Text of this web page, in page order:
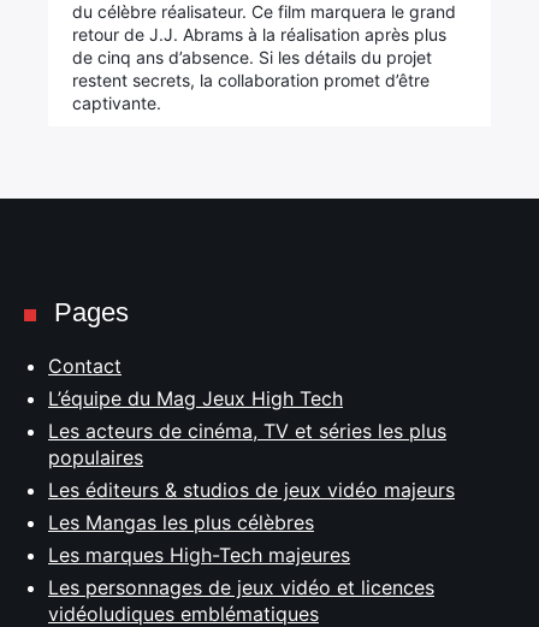
du célèbre réalisateur. Ce film marquera le grand
retour de J.J. Abrams à la réalisation après plus
de cinq ans d’absence. Si les détails du projet
restent secrets, la collaboration promet d’être
captivante.
Pages
Contact
L’équipe du Mag Jeux High Tech
Les acteurs de cinéma, TV et séries les plus
populaires
Les éditeurs & studios de jeux vidéo majeurs
Les Mangas les plus célèbres
Les marques High-Tech majeures
Les personnages de jeux vidéo et licences
vidéoludiques emblématiques
Rechercher